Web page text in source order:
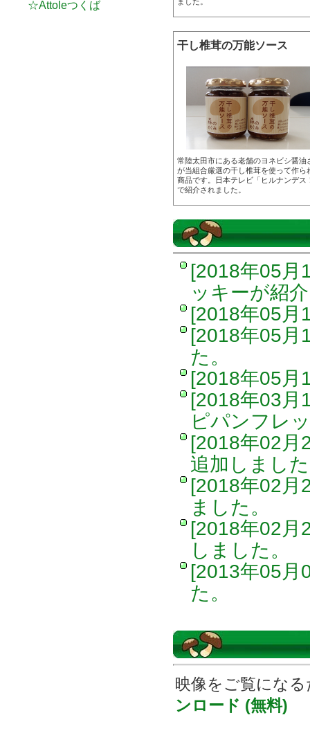
☆Attoleつくば
干し椎茸の万能ソース
常陸太田市にある老舗のヨネビシ醤油
が当組合厳選の干し椎茸を使って作ら
商品です。日本テレビ「ヒルナンデス
で紹介されました。
[2018年05月
ッキーが紹
[2018年05月
[2018年05月
た。
[2018年05月
[2018年03月
ピパンフレ
[2018年02月
追加しまし
[2018年02月
ました。
[2018年02月
しました。
[2013年05月
た。
映像をご覧にな
ンロード (無料)